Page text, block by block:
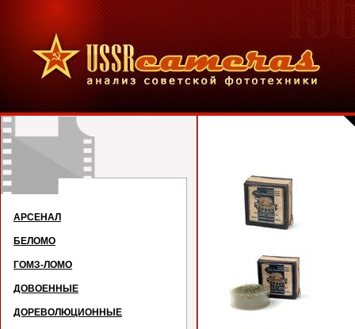
АРСЕНАЛ
БЕЛОМО
ГОМЗ-ЛОМО
ДОВОЕННЫЕ
ДОРЕВОЛЮЦИОННЫЕ